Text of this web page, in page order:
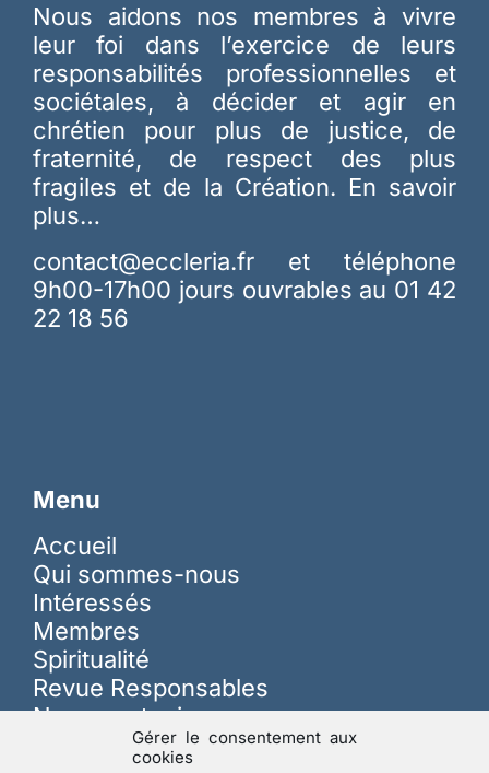
Gérer le consentement aux
cookies
Nous aidons nos membres à vivre
leur foi dans l’exercice de leurs
responsabilités professionnelles et
sociétales, à décider et agir en
chrétien pour plus de justice, de
fraternité, de respect des plus
fragiles et de la Création. En savoir
plus…
contact@eccleria.fr et téléphone
9h00-17h00 jours ouvrables au 01 42
22 18 56
Menu
Accueil
Qui sommes-nous
Intéressés
Membres
Spiritualité
Revue Responsables
Nous soutenir